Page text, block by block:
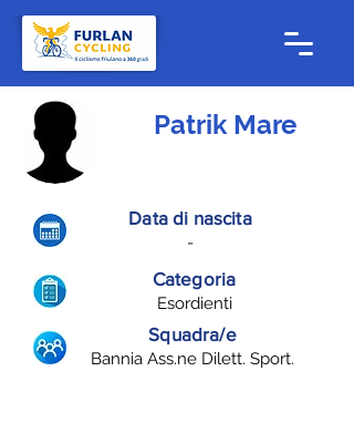
Patrik Mare
Data di nascita
-
Categoria
Esordienti
Squadra/e
Bannia Ass.ne Dilett. Sport.